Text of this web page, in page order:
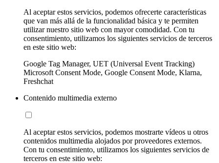
Al aceptar estos servicios, podemos ofrecerte características
que van más allá de la funcionalidad básica y te permiten
utilizar nuestro sitio web con mayor comodidad. Con tu
consentimiento, utilizamos los siguientes servicios de terceros
en este sitio web:
Google Tag Manager, UET (Universal Event Tracking)
Microsoft Consent Mode, Google Consent Mode, Klarna,
Freshchat
Contenido multimedia externo
Al aceptar estos servicios, podemos mostrarte vídeos u otros
contenidos multimedia alojados por proveedores externos.
Con tu consentimiento, utilizamos los siguientes servicios de
terceros en este sitio web: